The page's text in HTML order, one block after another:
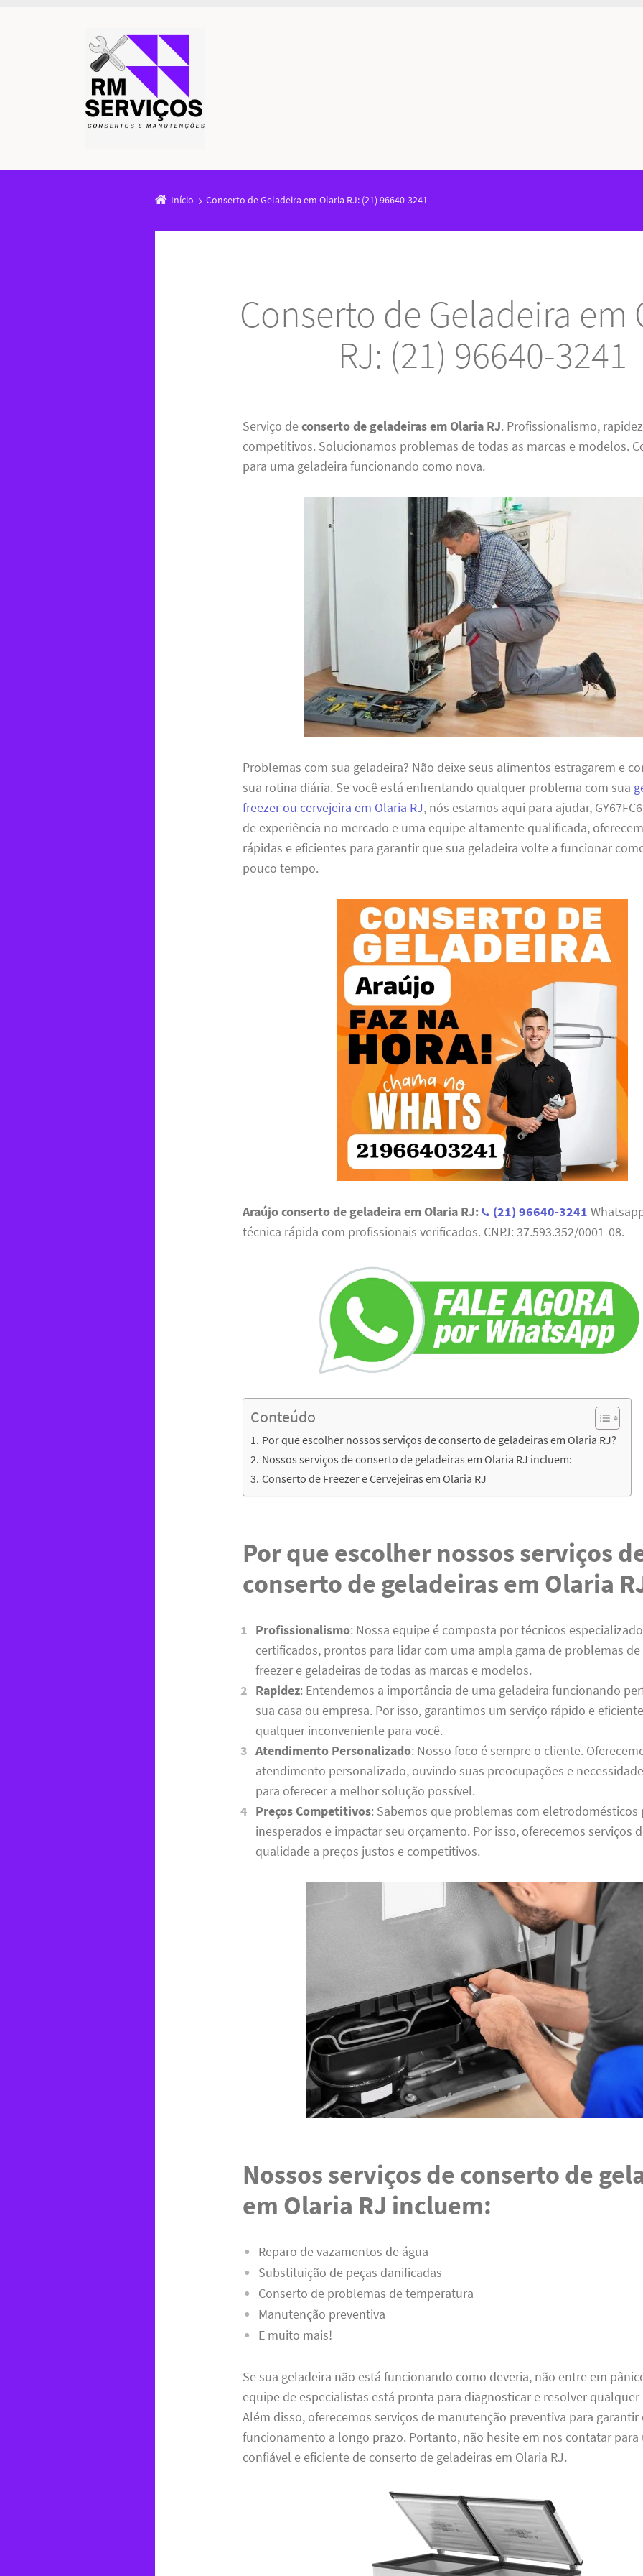
Início Conserto de Geladeira em Olaria RJ: (21) 96640-3241
Conserto de Geladeira em
RJ: (21) 96640-3241
Serviço deconserto de geladeiras em Olaria RJ. Profissionalismo,
competitivos. Solucionamos problemas de todas as marcas e modelos.
para uma geladeira funcionando como nova.
Problemas com sua geladeira? Não deixe seus alimentos estragarem e
sua rotina diária. Se você está enfrentando qualquer problema com sua
freezer ou cervejeira em Olaria RJ, nós estamos aqui para ajudar,
de experiência no mercado e uma equipe altamente qualificada,
rápidas e eficientes para garantir que sua geladeira volte a funcionar
pouco tempo.
Araújo conserto de geladeira em Olaria RJ: (21) 96640-3241
técnica rápida com profissionais verificados. CNPJ: 37.593.352/0001-08.
Conteúdo
Por que escolher nossos serviços de conserto de geladeiras em Olaria RJ?
Nossos serviços de conserto de geladeiras em Olaria RJ incluem:
Conserto de Freezer e Cervejeiras em Olaria RJ
Por que escolher nossos serviços
conserto de geladeiras em Olaria
Profissionalismo: Nossa equipe é composta por técnicos
certificados, prontos para lidar com uma ampla gama de problemas de
freezer e geladeiras de todas as marcas e modelos.
Rapidez: Entendemos a importância de uma geladeira funcionando
sua casa ou empresa. Por isso, garantimos um serviço rápido e
qualquer inconveniente para você.
Atendimento Personalizado: Nosso foco é sempre o cliente.
atendimento personalizado, ouvindo suas preocupações e
para oferecer a melhor solução possível.
Preços Competitivos: Sabemos que problemas com eletrodomésticos
inesperados e impactar seu orçamento. Por isso, oferecemos serviços
qualidade a preços justos e competitivos.
Nossos serviços de conserto de
em Olaria RJ incluem:
Reparo de vazamentos de água
Substituição de peças danificadas
Conserto de problemas de temperatura
Manutenção preventiva
E muito mais!
Se sua geladeira não está funcionando como deveria, não entre em
equipe de especialistas está pronta para diagnosticar e resolver
Além disso, oferecemos serviços de manutenção preventiva para
funcionamento a longo prazo. Portanto, não hesite em nos contatar para
confiável e eficiente de conserto de geladeiras em Olaria RJ.